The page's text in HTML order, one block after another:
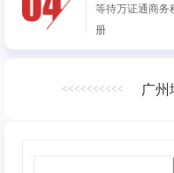
等待万证通商务
册
<<<<<<<<<< 广州